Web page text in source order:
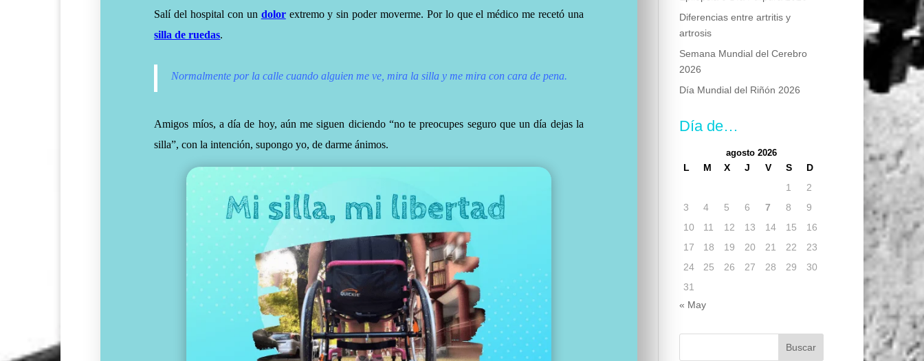
Salí del hospital con un dolorextremo y sin poder moverme. Por lo que el médico me recetó una
silla de ruedas.
Normalmente por la calle cuando alguien me ve, mira la silla y me mira con cara de pena.
Amigos míos, a día de hoy, aún me siguen diciendo “no te preocupes seguro que un día dejas la
silla”, con la intención, supongo yo, de darme ánimos.
Diferencias entre artritis y
artrosis
Semana Mundial del Cerebro
2026
Día Mundial del Riñón 2026
Día de…
agosto 2026
L M X J V S
D
1
2
3
4 5 6 7 8
9
10
11 12 13 14 15
16
17
18 19 20 21 22
23
24
25 26 27 28 29
30
31
« May
Buscar: